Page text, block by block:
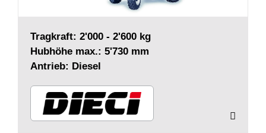
Tragkraft: 2'000 - 2'600 kg
Hubhöhe max.: 5'730 mm
Antrieb: Diesel